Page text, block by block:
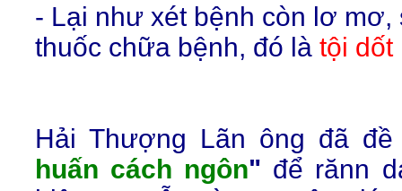
- Lại như xét bệnh còn lơ
thuốc chữa bệnh, đó là tội dốt
Hải Thượng Lãn ông đã
huấn cách ngôn" để rănn